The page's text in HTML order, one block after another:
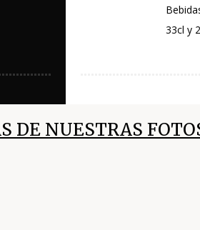
33cl y
DE NUESTRAS